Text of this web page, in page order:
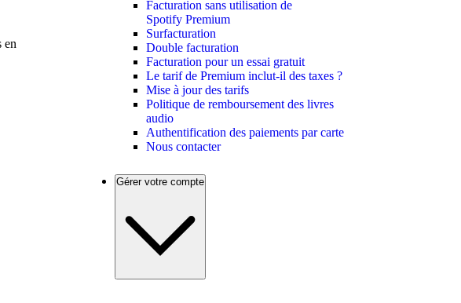
en
Facturation sans utilisation de
Spotify Premium
Surfacturation
Double facturation
Facturation pour un essai gratuit
Le tarif de Premium inclut-il des taxes ?
Mise à jour des tarifs
Politique de remboursement des livres
audio
Authentification des paiements par carte
Nous contacter
Gérer votre compte